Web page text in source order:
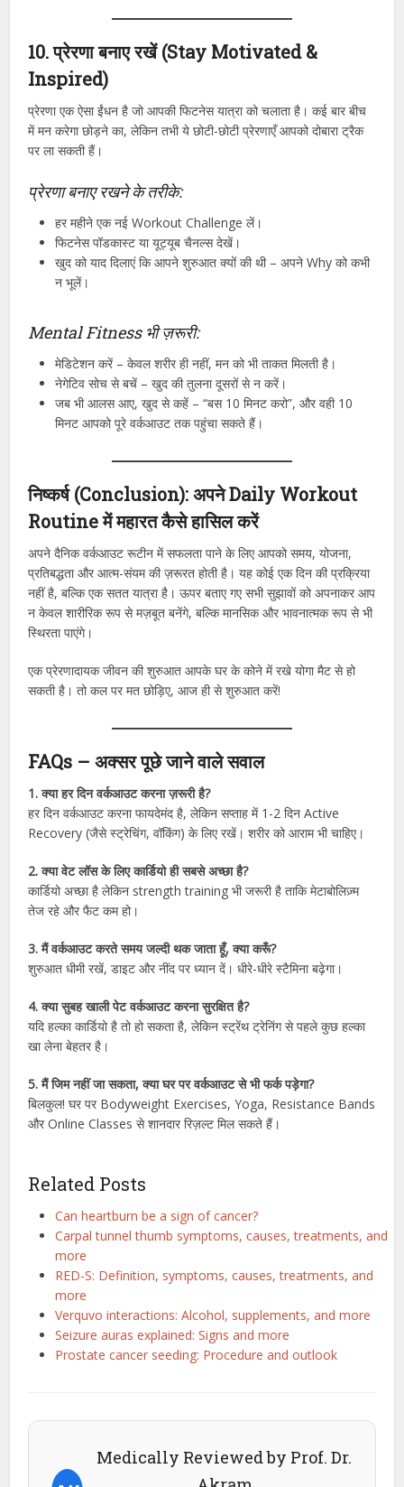
10. प्रेरणा बनाए रखें (Stay Motivated &
Inspired)
प्रेरणा एक ऐसा ईंधन है जो आपकी फिटनेस यात्रा को चलाता है। कई बार बीच
में मन करेगा छोड़ने का, लेकिन तभी ये छोटी-छोटी प्रेरणाएँ आपको दोबारा ट्रैक
पर ला सकती हैं।
प्रेरणा बनाए रखने के तरीके:
हर महीने एक नई Workout Challenge लें।
फिटनेस पॉडकास्ट या यूट्यूब चैनल्स देखें।
खुद को याद दिलाएं कि आपने शुरुआत क्यों की थी – अपने Why को कभी
न भूलें।
Mental Fitness भी ज़रूरी:
मेडिटेशन करें – केवल शरीर ही नहीं, मन को भी ताकत मिलती है।
नेगेटिव सोच से बचें – खुद की तुलना दूसरों से न करें।
जब भी आलस आए, खुद से कहें – “बस 10 मिनट करो”, और वही 10
मिनट आपको पूरे वर्कआउट तक पहुंचा सकते हैं।
निष्कर्ष (Conclusion): अपने Daily Workout
Routine में महारत कैसे हासिल करें
अपने दैनिक वर्कआउट रूटीन में सफलता पाने के लिए आपको समय, योजना,
प्रतिबद्धता और आत्म-संयम की ज़रूरत होती है। यह कोई एक दिन की प्रक्रिया
नहीं है, बल्कि एक सतत यात्रा है। ऊपर बताए गए सभी सुझावों को अपनाकर आप
न केवल शारीरिक रूप से मज़बूत बनेंगे, बल्कि मानसिक और भावनात्मक रूप से भी
स्थिरता पाएंगे।
एक प्रेरणादायक जीवन की शुरुआत आपके घर के कोने में रखे योगा मैट से हो
सकती है। तो कल पर मत छोड़िए, आज ही से शुरुआत करें!
FAQs – अक्सर पूछे जाने वाले सवाल
1. क्या हर दिन वर्कआउट करना ज़रूरी है?
हर दिन वर्कआउट करना फायदेमंद है, लेकिन सप्ताह में 1-2 दिन Active
Recovery (जैसे स्ट्रेचिंग, वॉकिंग) के लिए रखें। शरीर को आराम भी चाहिए।
2. क्या वेट लॉस के लिए कार्डियो ही सबसे अच्छा है?
कार्डियो अच्छा है लेकिन strength training भी जरूरी है ताकि मेटाबोलिज़्म
तेज रहे और फैट कम हो।
3. मैं वर्कआउट करते समय जल्दी थक जाता हूँ, क्या करूँ?
शुरुआत धीमी रखें, डाइट और नींद पर ध्यान दें। धीरे-धीरे स्टैमिना बढ़ेगा।
4. क्या सुबह खाली पेट वर्कआउट करना सुरक्षित है?
यदि हल्का कार्डियो है तो हो सकता है, लेकिन स्ट्रेंथ ट्रेनिंग से पहले कुछ हल्का
खा लेना बेहतर है।
5. मैं जिम नहीं जा सकता, क्या घर पर वर्कआउट से भी फर्क पड़ेगा?
बिलकुल! घर पर Bodyweight Exercises, Yoga, Resistance Bands
और Online Classes से शानदार रिज़ल्ट मिल सकते हैं।
Related Posts
Can heartburn be a sign of cancer?
Carpal tunnel thumb symptoms, causes, treatments, and
more
RED-S: Definition, symptoms, causes, treatments, and
more
Verquvo interactions: Alcohol, supplements, and more
Seizure auras explained: Signs and more
Prostate cancer seeding: Procedure and outlook
Medically Reviewed by Prof. Dr.